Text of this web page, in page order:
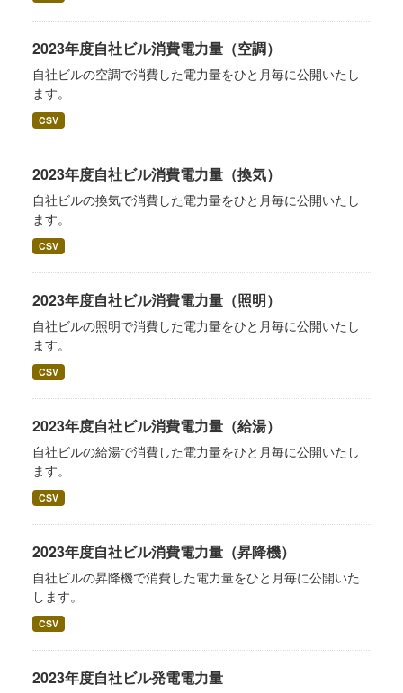
2023年度自社ビル消費電力量（空調）
自社ビルの空調で消費した電力量をひと月毎に公開いたし
ます。
CSV
2023年度自社ビル消費電力量（換気）
自社ビルの換気で消費した電力量をひと月毎に公開いたし
ます。
CSV
2023年度自社ビル消費電力量（照明）
自社ビルの照明で消費した電力量をひと月毎に公開いたし
ます。
CSV
2023年度自社ビル消費電力量（給湯）
自社ビルの給湯で消費した電力量をひと月毎に公開いたし
ます。
CSV
2023年度自社ビル消費電力量（昇降機）
自社ビルの昇降機で消費した電力量をひと月毎に公開いた
します。
CSV
2023年度自社ビル発電電力量